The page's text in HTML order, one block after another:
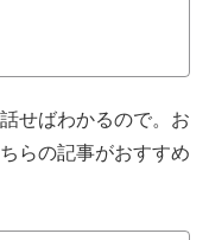
せばわかるので。お
らの記事がおすすめ